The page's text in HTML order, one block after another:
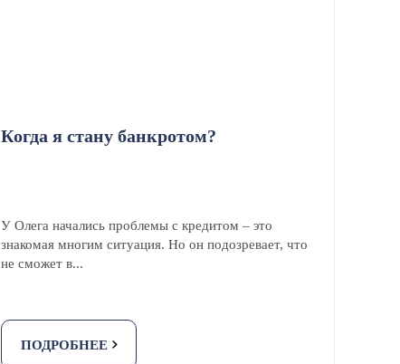
Когда я стану банкротом?
У Олега начались проблемы с кредитом – это
знакомая многим ситуация. Но он подозревает, что
не сможет в...
ПОДРОБНЕЕ